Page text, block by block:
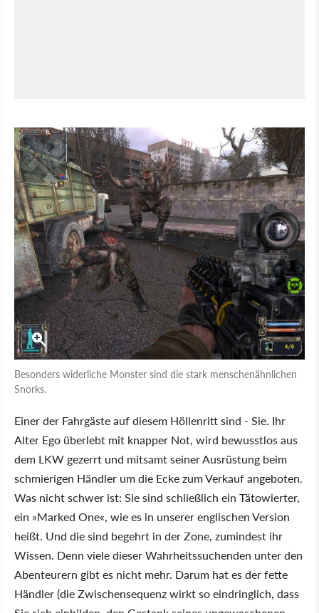
Besonders widerliche Monster sind die stark menschenähnlichen
Snorks.
Einer der Fahrgäste auf diesem Höllenritt sind - Sie. Ihr
Alter Ego überlebt mit knapper Not, wird bewusstlos aus
dem LKW gezerrt und mitsamt seiner Ausrüstung beim
schmierigen Händler um die Ecke zum Verkauf angeboten.
Was nicht schwer ist: Sie sind schließlich ein Tätowierter,
ein »Marked One«, wie es in unserer englischen Version
heißt. Und die sind begehrt in der Zone, zumindest ihr
Wissen. Denn viele dieser Wahrheitssuchenden unter den
Abenteurern gibt es nicht mehr. Darum hat es der fette
Händler (die Zwischensequenz wirkt so eindringlich, dass